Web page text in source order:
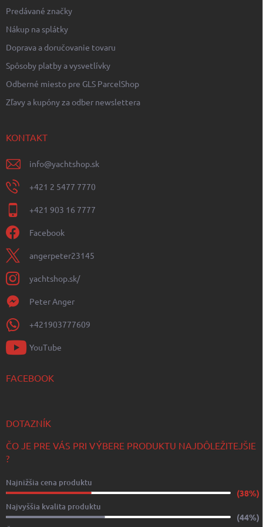
Predávané značky
Nákup na splátky
Doprava a doručovanie tovaru
Spôsoby platby a vysvetlívky
Odberné miesto pre GLS ParcelShop
Zľavy a kupóny za odber newslettera
KONTAKT
info@yachtshop.sk
+421 2 5477 7770
+421 903 16 7777
Facebook
angerpeter23145
yachtshop.sk/
Peter Anger
+421903777609
YouTube
FACEBOOK
DOTAZNÍK
ČO JE PRE VÁS PRI VÝBERE PRODUKTU NAJDÔLEŽITEJŠIE
?
Najnižšia cena produktu
(38%)
Najvyššia kvalita produktu
(44%)